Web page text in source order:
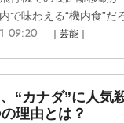
で味わえる“機内食”だ
09:20 ｜芸能｜
“カナダ”に人
理由とは？